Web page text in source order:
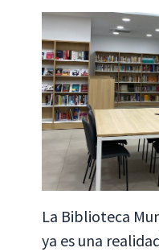
La Biblioteca
ya es una